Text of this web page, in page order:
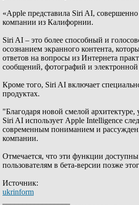
«Apple представила Siri AI,
компании из Калифорнии.
Siri AI – это более способный и
осознанием экранного контента,
ответов на вопросы из Интернета
сообщений, фотографий и
Кроме того, Siri AI включает
продуктах.
"Благодаря новой смелой
Siri AI использует Apple Intelligence
современным пониманием и
компании.
Отмечается, что эти функции
пользователям в бета-версии позже
Источник:
ukrinform